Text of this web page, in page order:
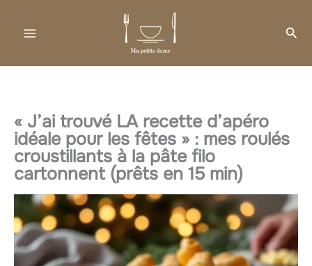
« J’ai trouvé LA recette d’apéro
idéale pour les fêtes » : mes roulés
croustillants à la pâte filo
cartonnent (prêts en 15 min)